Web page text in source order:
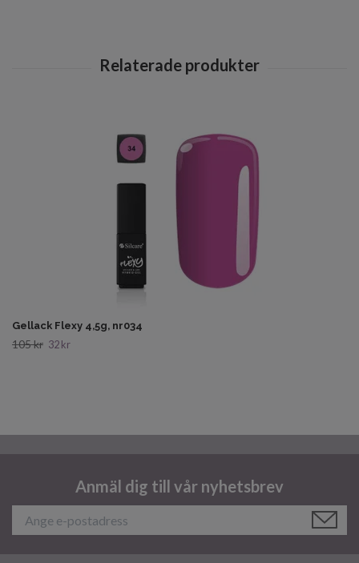
Gellack Flexy 4,5g, nr034
105 kr 32 kr
Anmäl dig till vår nyhetsbrev